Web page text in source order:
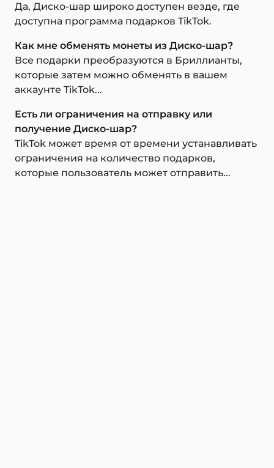
Да, Диско-шар широко доступен везде, где
доступна программа подарков TikTok.
Как мне обменять монеты из Диско-шар?
Все подарки преобразуются в Бриллианты,
которые затем можно обменять в вашем
аккаунте TikTok...
Есть ли ограничения на отправку или
получение Диско-шар?
TikTok может время от времени устанавливать
ограничения на количество подарков,
которые пользователь может отправить...